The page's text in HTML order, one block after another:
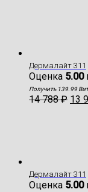
Дермалайт 311
Оценка 5.00
Получить 139.99
14 788₽ 13
Дермалайт 311
Оценка 5.00